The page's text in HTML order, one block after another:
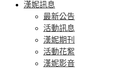
漢妮訊息
最新公告
活動訊息
漢妮期刊
活動花絮
漢妮影音